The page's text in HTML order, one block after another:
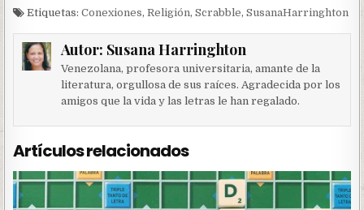
Etiquetas:Conexiones,Religión,Scrabble,SusanaHarringhton
Autor: Susana Harringhton
Venezolana, profesora universitaria, amante de la
literatura, orgullosa de sus raíces. Agradecida por los
amigos que la vida y las letras le han regalado.
Artículos relacionados